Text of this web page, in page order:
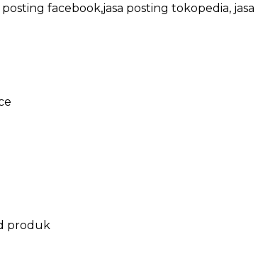
facebook,jasa posting tokopedia,
produk